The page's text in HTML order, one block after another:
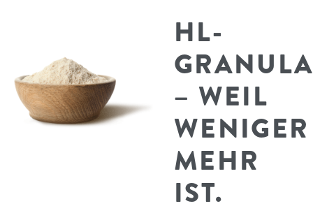
HL-
– WEIL
WENIGER
MEHR
IST.